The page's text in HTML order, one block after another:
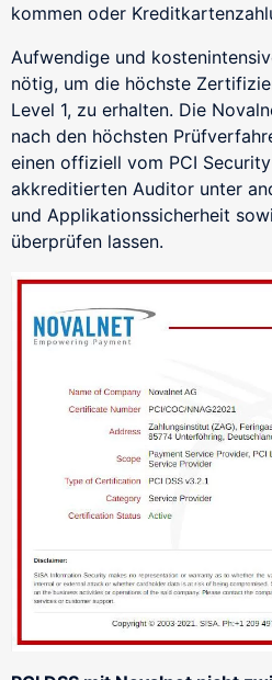
kommen oder
Aufwendige und
nötig, um die höchste
Level 1, zu erhalten. Die
nach den höchsten
einen offiziell vom PCI
akkreditierten Auditor unter
und Applikationssicherheit
überprüfen lassen.